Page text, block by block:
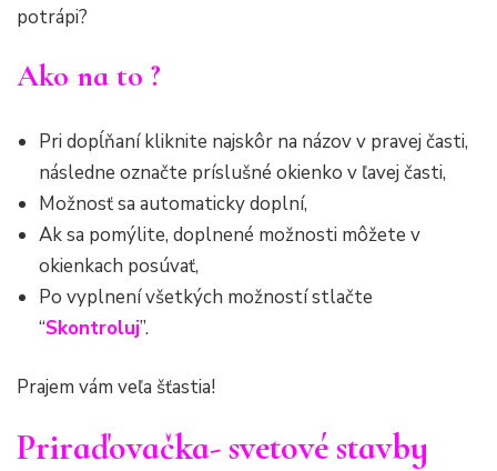
potrápi?
Ako na to ?
Pri dopĺňaní kliknite najskôr na názov v pravej časti,
následne označte príslušné okienko v ľavej časti,
Možnosť sa automaticky doplní,
Ak sa pomýlite, doplnené možnosti môžete v
okienkach posúvať,
Po vyplnení všetkých možností stlačte
“Skontroluj”.
Prajem vám veľa šťastia!
Priraďovačka- svetové stavby